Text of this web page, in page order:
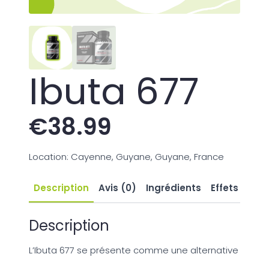
Ibuta 677
€38.99
Location: Cayenne, Guyane, Guyane, France
Description Avis (0) Ingrédients Effets
Description
L’Ibuta 677 se présente comme une alternative